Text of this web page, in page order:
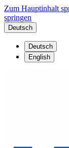
Zum Hauptinhalt
springen
Deutsch
Deutsch
English